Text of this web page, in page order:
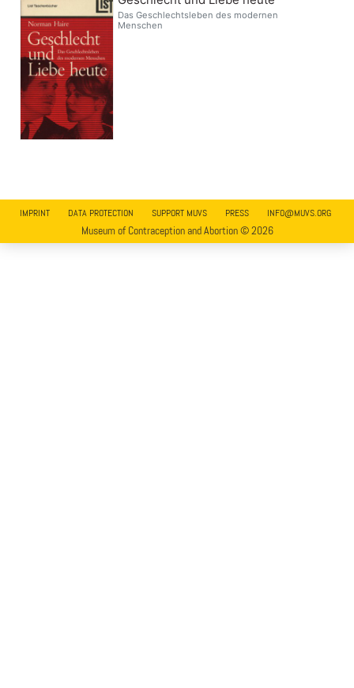
Das Geschlechtsleben des modernen
Menschen
IMPRINT DATA PROTECTION SUPPORT MUVS PRESS INFO@MUVS.ORG
Museum of Contraception and Abortion © 2026